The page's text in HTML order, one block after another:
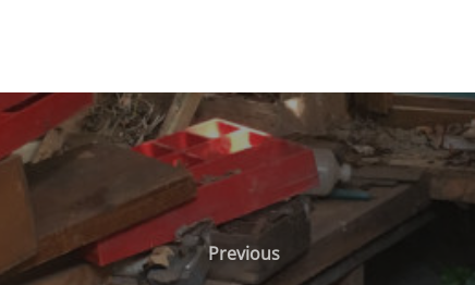
Previous
Previous